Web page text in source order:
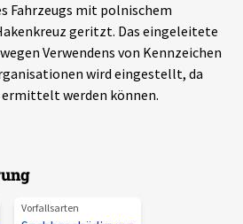
Fahrzeugs mit polnischem
geritzt. Das eingeleitete
Verwendens von Kennzeichen
wird eingestellt, da
werden können.
Vorfallsarten
Exportieren Filter Erklärungen